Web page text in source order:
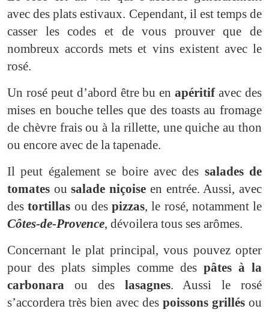
avec des plats estivaux. Cependant, il est temps de
casser les codes et de vous prouver que de
nombreux accords mets et vins existent avec le
rosé.
Un rosé peut d’abord être bu enapéritifavec des
mises en bouche telles que des toasts au fromage
de chèvre frais ou à la rillette, une quiche au thon
ou encore avec de la tapenade.
Il peut également se boire avec des salades de
tomates ousalade niçoise en entrée. Aussi, avec
des tortillas ou des pizzas, le rosé, notamment le
Côtes-de-Provence, dévoilera tous ses arômes.
Concernant le plat principal, vous pouvez opter
pour des plats simples comme des pâtes à la
carbonara ou des lasagnes. Aussi le rosé
s’accordera très bien avec des poissons grillés ou